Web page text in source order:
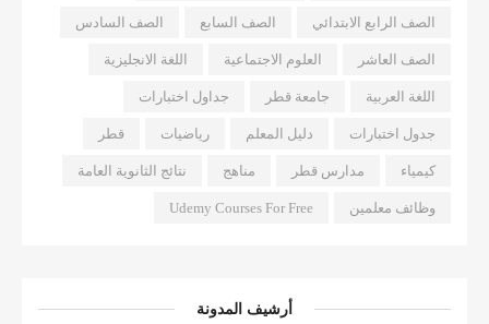
الصف الرابع الابتدائي الصف السابع الصف السادس
الصف العاشر العلوم الاجتماعية اللغة الانجليزية
اللغة العربية جامعة قطر جداول اختبارات
جدول اختبارات دليل المعلم رياضيات قطر
كيمياء مدارس قطر مناهج نتائج الثانوية العامة
وظائف معلمين Udemy Courses For Free
أرشيف المدونة